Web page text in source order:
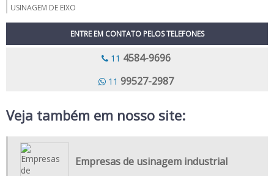
USINAGEM DE EIXO
USINAGEM DE PEÇAS INDUSTRIAIS
USINAGEM DE VIRABREQUIM
USINAGEM CARCACA
FORJARIA E USINAGEM
USINAGEM DE MATRIZ
ENTRE EM CONTATO PELOS TELEFONES
11 4584-9696
11 99527-2987
Veja também em nosso site:
Empresas de usinagem industrial